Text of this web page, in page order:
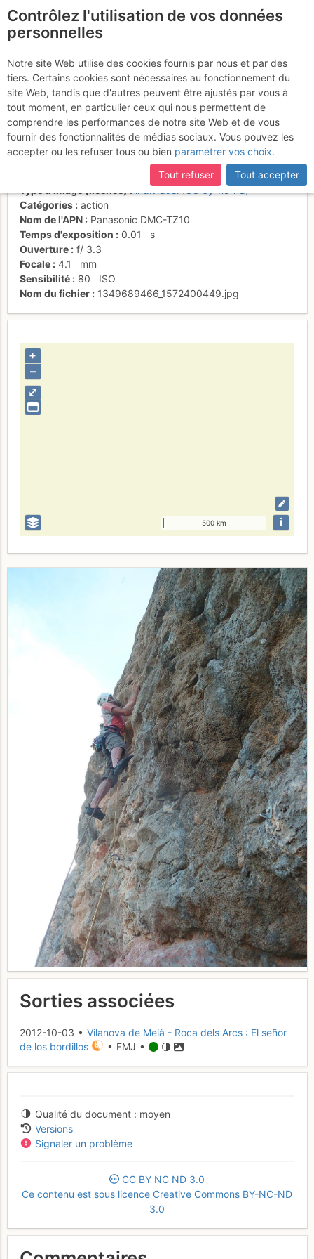
PH dans L5, pas si facile
que ça
Activités
Date/heure
individuel (CC by-nc-nd)
Catégories
action
Nom de l'APN
Panasonic DMC-TZ10
Temps d'exposition
0.01
s
Ouverture
f/ 3.3
Focale
4.1
mm
Sensibilité
80
ISO
Nom du fichier
1349689466_1572400449.jpg
⤢
+
–
500 km i
Sorties associées
2012-10-03 • Vilanova de Meià - Roca dels Arcs : El señor
de los bordillos
• FMJ •
Qualité du document
moyen
Versions
Signaler un problème
CC BY NC ND 3.0
Ce contenu est sous licence Creative Commons BY-NC-ND
3.0
Contrôlez l'utilisation de vos données
personnelles
Notre site Web utilise des cookies fournis par nous et par des
tiers. Certains cookies sont nécessaires au fonctionnement du
site Web, tandis que d'autres peuvent être ajustés par vous à
tout moment, en particulier ceux qui nous permettent de
comprendre les performances de notre site Web et de vous
fournir des fonctionnalités de médias sociaux. Vous pouvez les
accepter ou les refuser tous ou bien paramétrer vos choix.
Tout refuser
Tout accepter